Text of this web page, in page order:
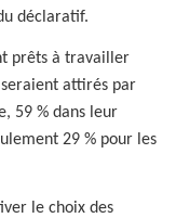
déclaratif.
prêts à travailler
attirés par
59 % dans leur
29 % pour les
le choix des